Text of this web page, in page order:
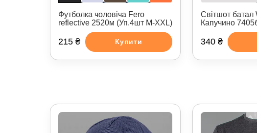
Футболка чоловіча Fero
reflective 2520м (Уп.4шт M-XXL)
215 ₴ Купити
Світшот батал
Капучино
340 ₴